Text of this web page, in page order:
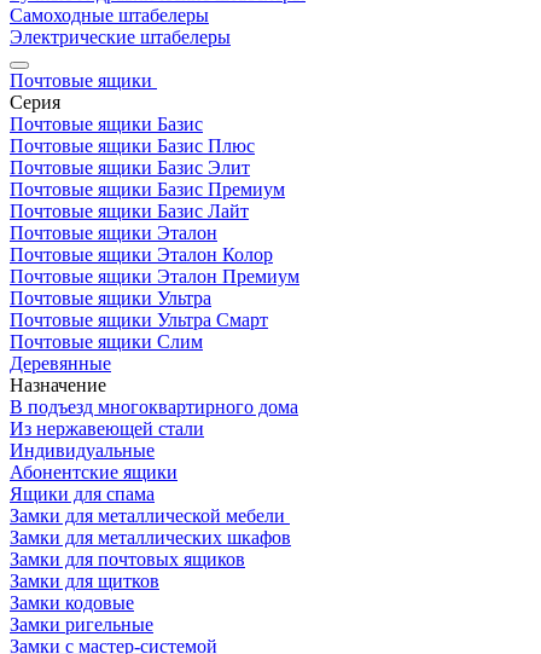
Самоходные штабелеры
Электрические штабелеры
Почтовые ящики
Серия
Почтовые ящики Базис
Почтовые ящики Базис Плюс
Почтовые ящики Базис Элит
Почтовые ящики Базис Премиум
Почтовые ящики Базис Лайт
Почтовые ящики Эталон
Почтовые ящики Эталон Колор
Почтовые ящики Эталон Премиум
Почтовые ящики Ультра
Почтовые ящики Ультра Смарт
Почтовые ящики Слим
Деревянные
Назначение
В подъезд многоквартирного дома
Из нержавеющей стали
Индивидуальные
Абонентские ящики
Ящики для спама
Замки для металлической мебели
Замки для металлических шкафов
Замки для почтовых ящиков
Замки для щитков
Замки кодовые
Замки ригельные
Замки с мастер-системой